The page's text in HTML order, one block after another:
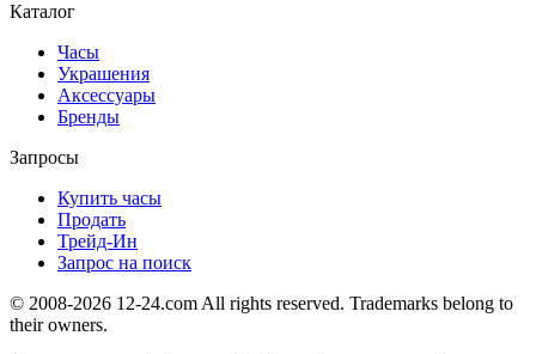
Каталог
Часы
Украшения
Аксессуары
Бренды
Запросы
Купить часы
Продать
Трейд-Ин
Запрос на поиск
© 2008-2026 12-24.com All rights reserved. Trademarks belong to
their owners.